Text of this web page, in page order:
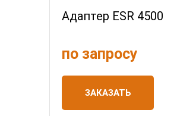
Адаптер ESR 4500
по запросу
ЗАКАЗАТЬ